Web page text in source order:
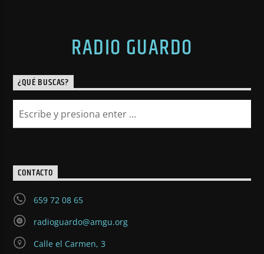
RADIO GUARDO
¿QUÉ BUSCAS?
CONTACTO
659 72 08 65
radioguardo@amgu.org
Calle el Carmen, 3